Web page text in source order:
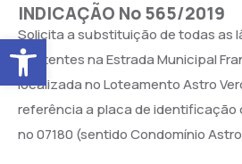
Abrir a barra de ferramentas
INDICAÇÃO No 565/2019
Solicita a substituição de todas as
existentes na Estrada Municipal
localizada no Loteamento Astro
referência a placa de identificação
no 07180 (sentido Condomínio